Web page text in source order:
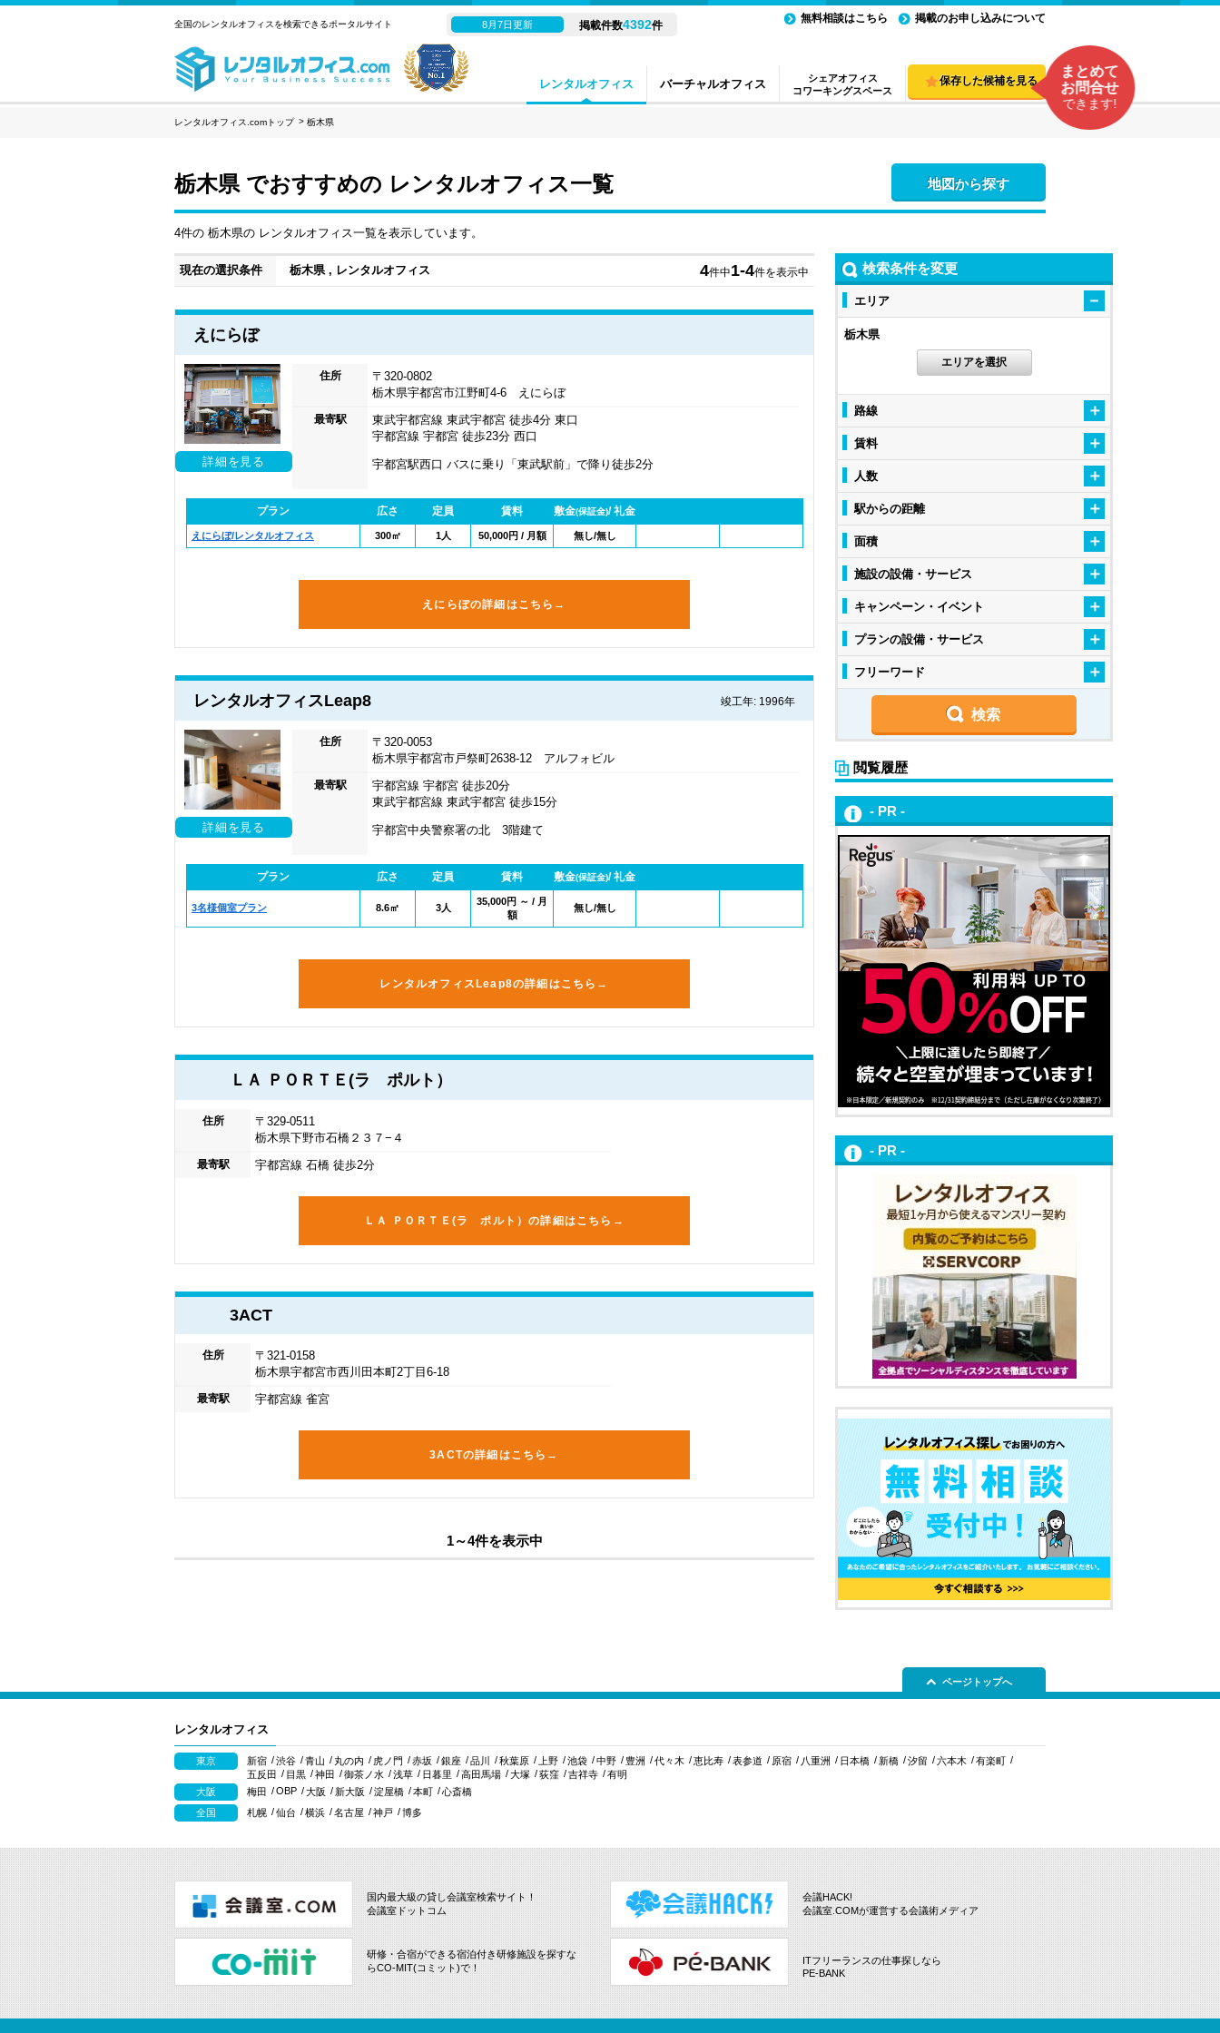
レンタルオフィス バーチャルオフィス
シェアオフィス
コワーキングスペース
全国のレンタルオフィスを検索できるポータルサイト 8月7日更新 掲載件数4392件
無料相談はこちら 掲載のお申し込みについて
保存した候補を見る
まとめて
お問合せ
できます!
レンタルオフィス.comトップ 栃木県
栃木県 でおすすめの レンタルオフィス一覧 地図から探す
4件の 栃木県の レンタルオフィス一覧を表示しています。
現在の選択条件 栃木県 , レンタルオフィス 4件中1-4件を表示中
えにらぼ
詳細を見る
住所
〒320-0802
栃木県宇都宮市江野町4-6 えにらぼ
最寄駅
東武宇都宮線 東武宇都宮 徒歩4分 東口
宇都宮線 宇都宮 徒歩23分 西口
宇都宮駅西口 バスに乗り「東武駅前」で降り徒歩2分
プラン 広さ 定員 賃料 敷金(保証金)/ 礼金
えにらぼ/レンタルオフィス 300㎡ 1人 50,000円 / 月額 無し/無し
えにらぼの詳細はこちら→
レンタルオフィスLeap8 竣工年: 1996年
詳細を見る
住所
〒320-0053
栃木県宇都宮市戸祭町2638-12 アルフォビル
最寄駅
宇都宮線 宇都宮 徒歩20分
東武宇都宮線 東武宇都宮 徒歩15分
宇都宮中央警察署の北 3階建て
プラン 広さ 定員 賃料 敷金(保証金)/ 礼金
3名様個室プラン 8.6㎡ 3人
35,000円 ～ / 月
額
無し/無し
レンタルオフィスLeap8の詳細はこちら→
ＬＡ ＰＯＲＴＥ(ラ ポルト）
住所
〒329-0511
栃木県下野市石橋２３７−４
最寄駅 宇都宮線 石橋 徒歩2分
ＬＡ ＰＯＲＴＥ(ラ ポルト）の詳細はこちら→
3ACT
住所
〒321-0158
栃木県宇都宮市西川田本町2丁目6-18
最寄駅 宇都宮線 雀宮
3ACTの詳細はこちら→
1～4件を表示中
検索条件を変更
エリア
栃木県
エリアを選択
路線
賃料
人数
駅からの距離
面積
施設の設備・サービス
キャンペーン・イベント
プランの設備・サービス
フリーワード
閲覧履歴
- PR -
- PR -
ページトップへ
レンタルオフィス
東京 新宿 渋谷 青山 丸の内 虎ノ門 赤坂 銀座 品川 秋葉原 上野 池袋 中野 豊洲 代々木 恵比寿 表参道 原宿 八重洲 日本橋 新橋 汐留 六本木
有楽町
五反田
目黒 神田 御茶ノ水 浅草 日暮里 高田馬場 大塚 荻窪 吉祥寺
有明
大阪
梅田 OBP 大阪 新大阪 淀屋橋 本町
心斎橋
全国
札幌 仙台 横浜 名古屋 神戸 博多
国内最大級の貸し会議室検索サイト！
会議室ドットコム
会議HACK!
会議室.COMが運営する会議術メディア
研修・合宿ができる宿泊付き研修施設を探すな
らCO-MIT(コミット)で！
ITフリーランスの仕事探しなら
PE-BANK